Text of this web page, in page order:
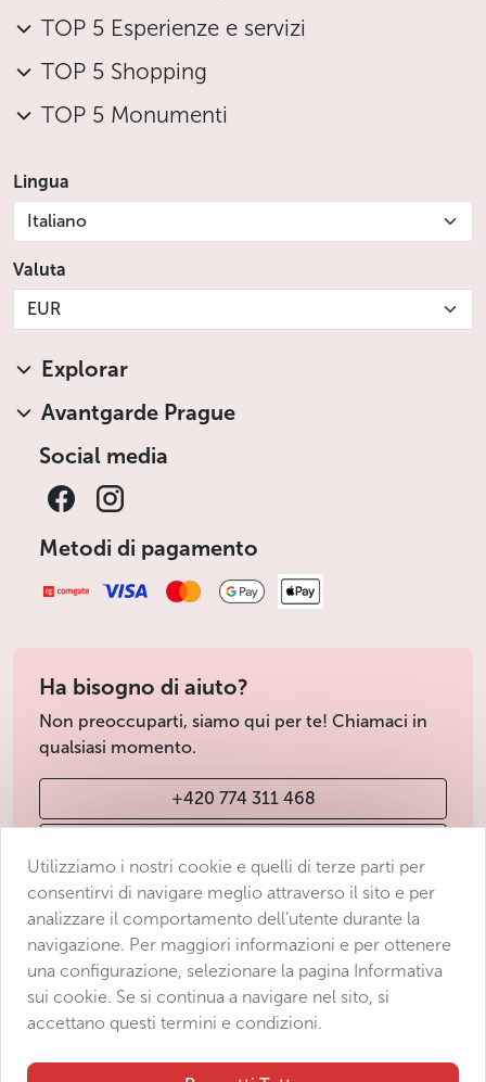
TOP 5 Esperienze e servizi
TOP 5 Shopping
TOP 5 Monumenti
Lingua
Italiano
Valuta
EUR
Explorar
Avantgarde Prague
Social media
Metodi di pagamento
Ha bisogno di aiuto?
Non preoccuparti, siamo qui per te! Chiamaci in
qualsiasi momento.
+420 774 311 468
Condizioni di vendita
Protezione dei dati
Dichiarazione di accessibilità
Manage consent
Utilizziamo i nostri cookie e quelli di terze parti per
consentirvi di navigare meglio attraverso il sito e per
analizzare il comportamento dell’utente durante la
navigazione. Per maggiori informazioni e per ottenere
una configurazione, selezionare la pagina Informativa
sui cookie. Se si continua a navigare nel sito, si
accettano questi termini e condizioni.